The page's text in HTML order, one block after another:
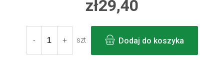
zł29,40
jednostkowa:
szt
Dodaj do koszyka